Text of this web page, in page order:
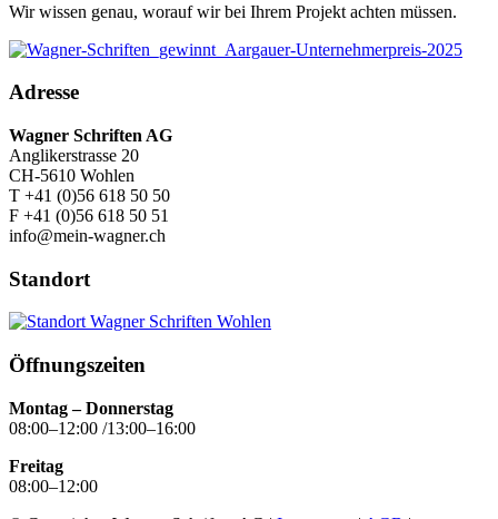
Wir wissen genau, worauf wir bei Ihrem Projekt achten müssen.
Adresse
Wagner Schriften AG
Anglikerstrasse 20
CH-5610 Wohlen
T +41 (0)56 618 50 50
F +41 (0)56 618 50 51
info@mein-wagner.ch
Standort
Öffnungszeiten
Montag – Donnerstag
08:00–12:00 /13:00–16:00
Freitag
08:00–12:00